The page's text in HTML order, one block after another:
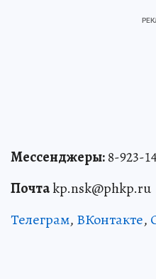
Мессенджеры:8-923-
Почтаkp.nsk@phkp.ru
Телеграм, ВКонтакте,